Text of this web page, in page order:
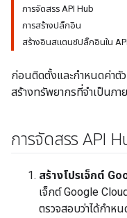
การจัดสรร API Hub
การสร้างปลั๊กอิน
สร้างอินสแตนซ์ปลั๊กอินใน
ก่อนติดตั้งและกำหนดค่าตั
สร้างทรัพยากรที่จำเป็นภา
การจัดสรร API
สร้างโปรเจ็กต์
เจ็กต์ Google
ตรวจสอบว่าได้กำห